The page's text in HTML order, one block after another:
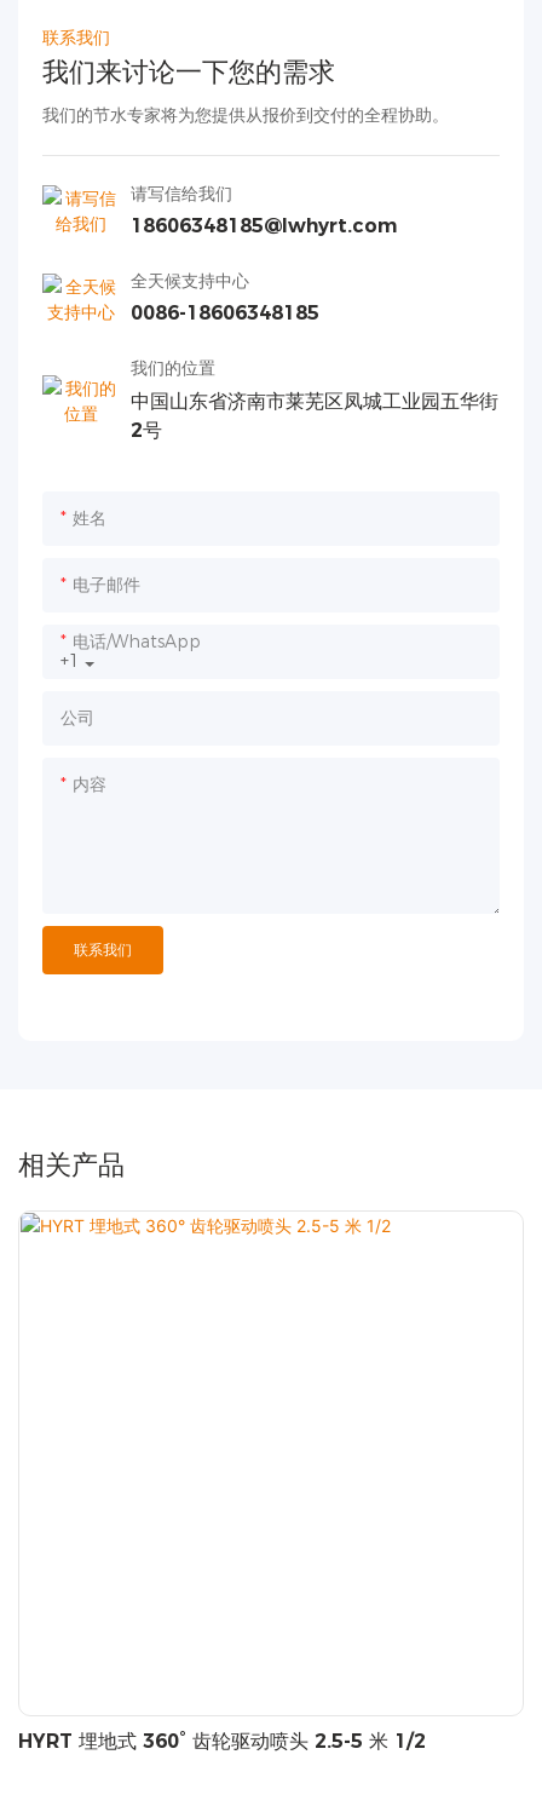
联系我们
我们来讨论一下您的需求
我们的节水专家将为您提供从报价到交付的全程协助。
请写信给我们
18606348185@lwhyrt.com
全天候支持中心
0086-18606348185
我们的位置
中国山东省济南市莱芜区凤城工业园五华街
2号
姓名
电子邮件
+1
电话/WhatsApp
公司
内容
联系我们
相关产品
HYRT 埋地式 360° 齿轮驱动喷头 2.5-5 米 1/2